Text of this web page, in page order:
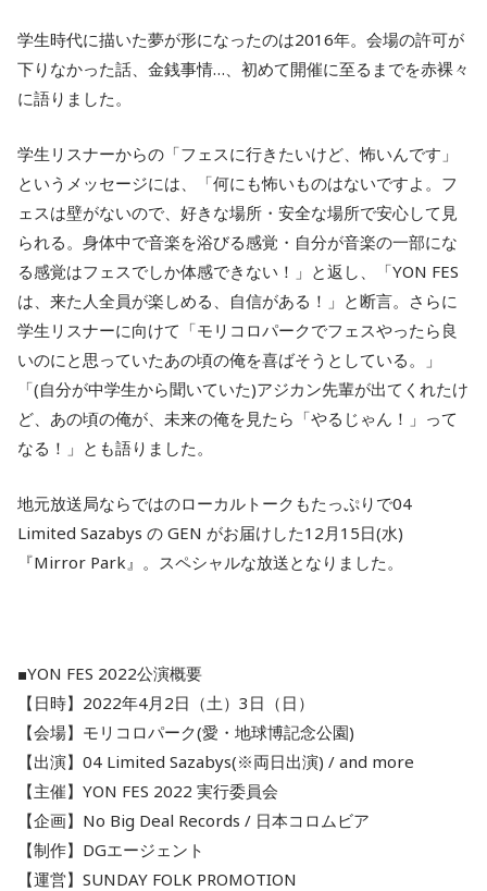
学生時代に描いた夢が形になったのは2016年。会場の許可が
下りなかった話、金銭事情…、初めて開催に至るまでを赤裸々
に語りました。
学生リスナーからの「フェスに行きたいけど、怖いんです」
というメッセージには、「何にも怖いものはないですよ。フ
ェスは壁がないので、好きな場所・安全な場所で安心して見
られる。身体中で音楽を浴びる感覚・自分が音楽の一部にな
る感覚はフェスでしか体感できない！」と返し、「YON FES
は、来た人全員が楽しめる、自信がある！」と断言。さらに
学生リスナーに向けて「モリコロパークでフェスやったら良
いのにと思っていたあの頃の俺を喜ばそうとしている。」
「(自分が中学生から聞いていた)アジカン先輩が出てくれたけ
ど、あの頃の俺が、未来の俺を見たら「やるじゃん！」って
なる！」とも語りました。
地元放送局ならではのローカルトークもたっぷりで04
Limited Sazabys の GEN がお届けした12月15日(水)
『Mirror Park』。スペシャルな放送となりました。
■YON FES 2022公演概要
【日時】2022年4月2日（土）3日（日）
【会場】モリコロパーク(愛・地球博記念公園)
【出演】04 Limited Sazabys(※両日出演) / and more
【主催】YON FES 2022 実行委員会
【企画】No Big Deal Records / 日本コロムビア
【制作】DGエージェント
【運営】SUNDAY FOLK PROMOTION